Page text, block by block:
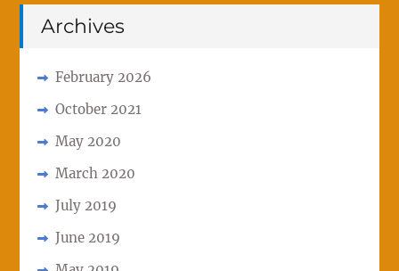
Archives
February 2026
October 2021
May 2020
March 2020
July 2019
June 2019